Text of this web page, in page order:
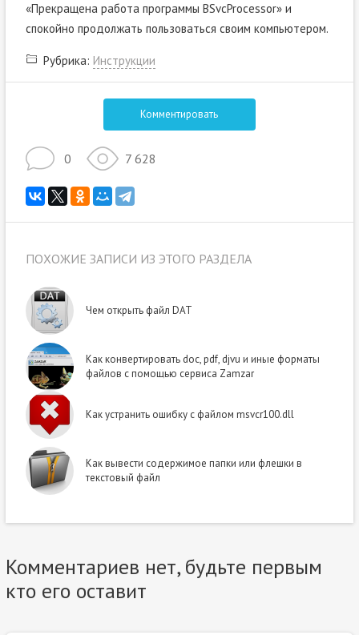
«Прекращена работа программы BSvcProcessor» и
спокойно продолжать пользоваться своим компьютером.
Рубрика: Инструкции
Комментировать
0 7 628
ПОХОЖИЕ ЗАПИСИ ИЗ ЭТОГО РАЗДЕЛА
Чем открыть файл DAT
Как конвертировать doc, pdf, djvu и иные форматы
файлов с помощью сервиса Zamzar
Как устранить ошибку с файлом msvcr100.dll
Как вывести содержимое папки или флешки в
текстовый файл
Комментариев нет, будьте первым
кто его оставит